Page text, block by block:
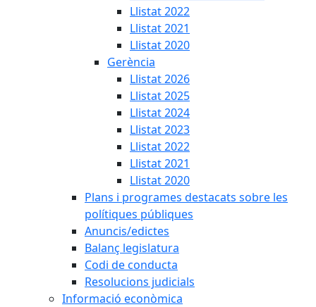
Llistat 2022
Llistat 2021
Llistat 2020
Gerència
Llistat 2026
Llistat 2025
Llistat 2024
Llistat 2023
Llistat 2022
Llistat 2021
Llistat 2020
Plans i programes destacats sobre les
polítiques públiques
Anuncis/edictes
Balanç legislatura
Codi de conducta
Resolucions judicials
Informació econòmica